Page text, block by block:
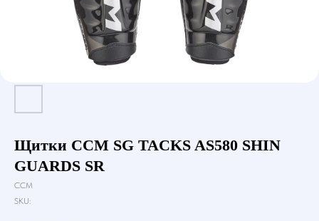
Щитки CCM SG TACKS AS580 SHIN
GUARDS SR
CCM
SKU: